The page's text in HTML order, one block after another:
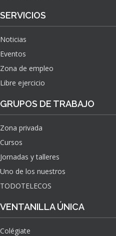
SERVICIOS
Noticias
Eventos
Zona de empleo
Libre ejercicio
GRUPOS DE TRABAJO
Zona privada
Cursos
Jornadas y talleres
Uno de los nuestros
TODOTELECOS
VENTANILLA ÚNICA
Colégiate